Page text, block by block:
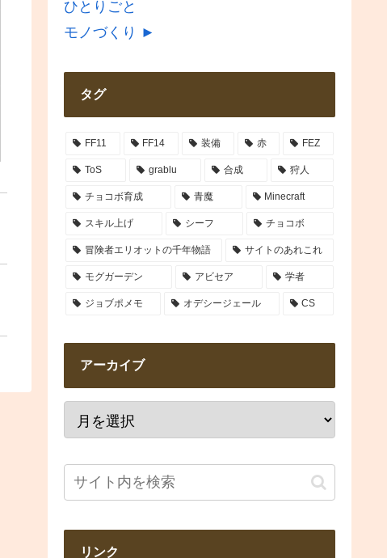
ひとりごと
モノづくり ►
タグ
FF11 FF14 装備 赤 FEZ
ToS grablu 合成 狩人
チョコボ育成 青魔 Minecraft
スキル上げ シーフ チョコボ
冒険者エリオットの千年物語 サイトのあれこれ
モグガーデン アビセア 学者
ジョブポメモ オデシージェール CS
アーカイブ
リンク